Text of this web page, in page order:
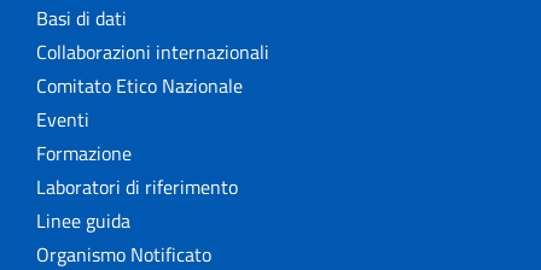
Basi di dati
Collaborazioni internazionali
Comitato Etico Nazionale
Eventi
Formazione
Laboratori di riferimento
Linee guida
Organismo Notificato